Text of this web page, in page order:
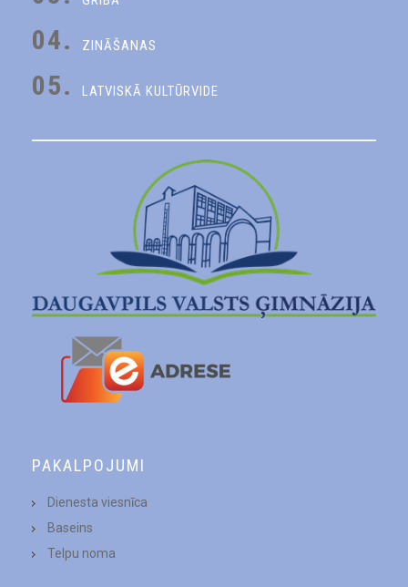
04. ZINĀŠANAS
05. LATVISKĀ KULTŪRVIDE
PAKALPOJUMI
Dienesta viesnīca
Baseins
Telpu noma